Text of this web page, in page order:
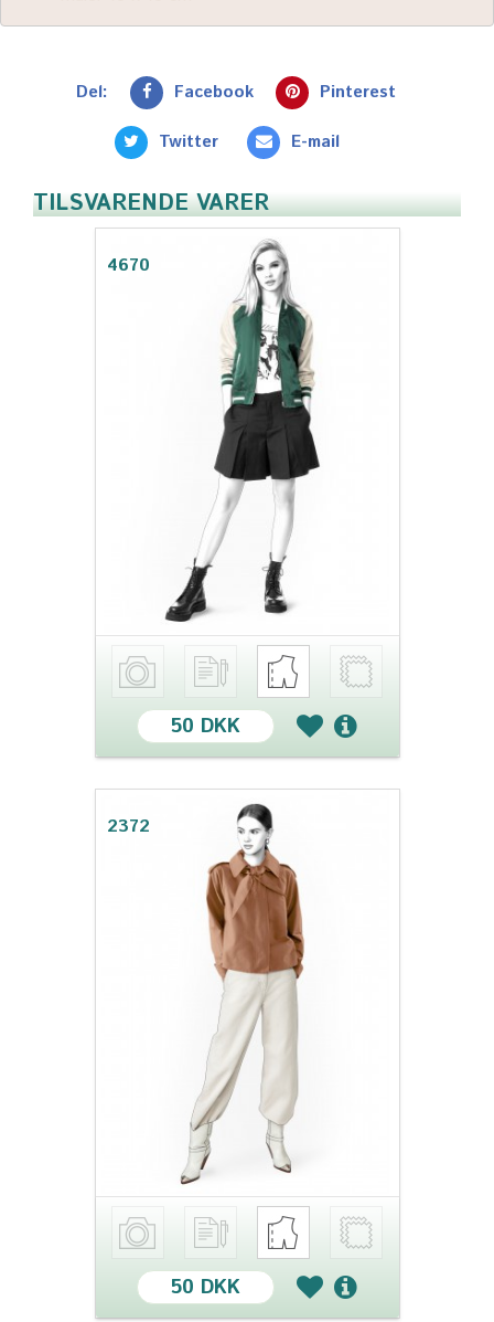
Del: Facebook Pinterest
Twitter E-mail
TILSVARENDE VARER
4670
50 DKK
2372
50 DKK